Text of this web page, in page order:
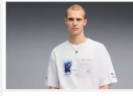
Bauchtasche BMW M
Motorsport Hüfttasche
lieferbar - in 2-3 Werktagen bei